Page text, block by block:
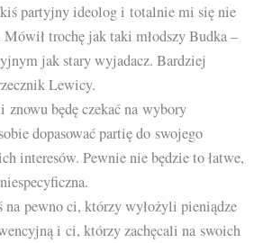
partyjny ideolog i totalnie mi się nie
Mówił trochę jak taki młodszy Budka –
jak stary wyjadacz. Bardziej
Lewicy.
znowu będę czekać na wybory
dopasować partię do swojego
interesów. Pewnie nie będzie to łatwe,
na pewno ci, którzy wyłożyli pieniądze
i ci, którzy zachęcali na swoich